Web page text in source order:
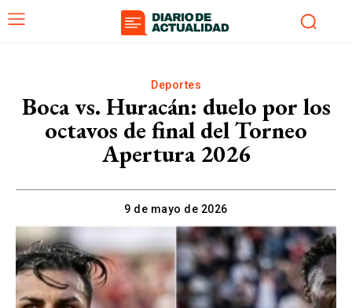
Deportes
Boca vs. Huracán: duelo por los
octavos de final del Torneo
Apertura 2026
9 de mayo de 2026